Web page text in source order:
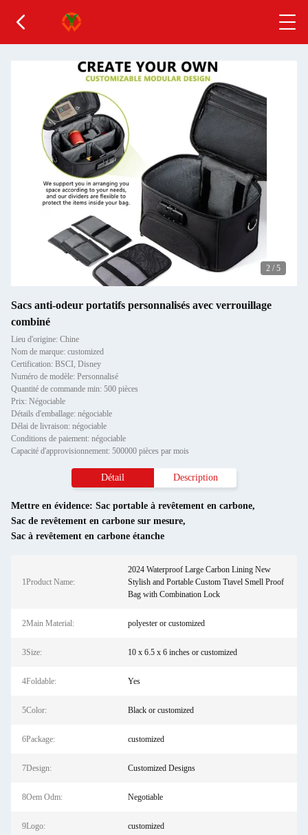
2 / 5
Sacs anti-odeur portatifs personnalisés avec verrouillage
combiné
Lieu d'origine: Chine
Nom de marque: customized
Certification: BSCI, Disney
Numéro de modèle: Personnalisé
Quantité de commande min: 500 pièces
Prix: Négociable
Détails d'emballage: négociable
Délai de livraison: négociable
Conditions de paiement: négociable
Capacité d'approvisionnement: 500000 pièces par mois
Détail Description
Mettre en évidence: Sac portable à revêtement en carbone,
Sac de revêtement en carbone sur mesure,
Sac à revêtement en carbone étanche
1Product Name:
2024 Waterproof Large Carbon Lining New
Stylish and Portable Custom Ttavel Smell Proof
Bag with Combination Lock
2Main Material: polyester or customized
3Size: ‎10 x 6.5 x 6 inches or customized
4Foldable: Yes
5Color: Black or customized
6Package: customized
7Design: Customized Designs
8Oem Odm: Negotiable
9Logo: customized